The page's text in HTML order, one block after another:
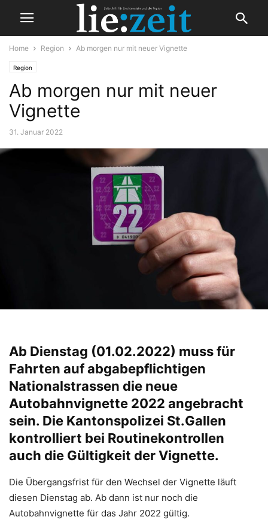
Home Region Ab morgen nur mit neuer Vignette
Region
Ab morgen nur mit neuer
Vignette
31. Januar 2022
Ab Dienstag (01.02.2022) muss für
Fahrten auf abgabepflichtigen
Nationalstrassen die neue
Autobahnvignette 2022 angebracht
sein. Die Kantonspolizei St.Gallen
kontrolliert bei Routinekontrollen
auch die Gültigkeit der Vignette.
Die Übergangsfrist für den Wechsel der Vignette läuft
diesen Dienstag ab. Ab dann ist nur noch die
Autobahnvignette für das Jahr 2022 gültig.